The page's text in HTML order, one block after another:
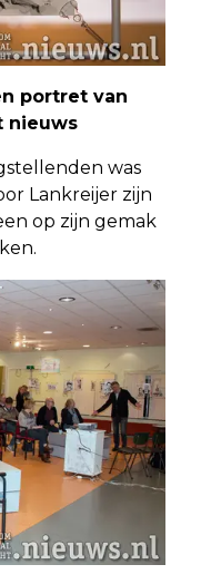
portret van
nieuws
was
Lankreijer zijn
op zijn gemak